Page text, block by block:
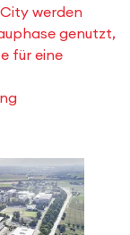
werden
genutzt,
für eine